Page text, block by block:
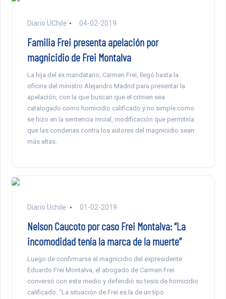
Diario UChile 04-02-2019
Familia Frei presenta apelación por
magnicidio de Frei Montalva
La hija del ex mandatario, Carmen Frei, llegó hasta la
oficina del ministro Alejandro Madrid para presentar la
apelación, con la que buscan que el crimen sea
catalogado como homicidio calificado y no simple como
se hizo en la sentencia inicial, modificación que permitiría
que las condenas contra los autores del magnicidio sean
más altas.
Diario Uchile 01-02-2019
Nelson Caucoto por caso Frei Montalva: “La
incomodidad tenía la marca de la muerte”
Luego de confirmarse el magnicidio del expresidente
Eduardo Frei Montalva, el abogado de Carmen Frei
conversó con este medio y defendió su tesis de homicidio
calificado. “La situación de Frei es la de un tipo